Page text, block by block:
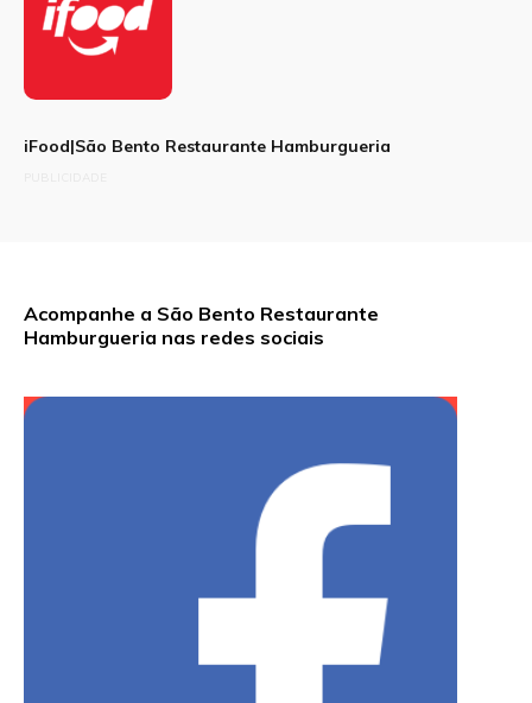
iFood|São Bento Restaurante Hamburgueria
Acompanhe a São Bento Restaurante
Hamburgueria nas redes sociais